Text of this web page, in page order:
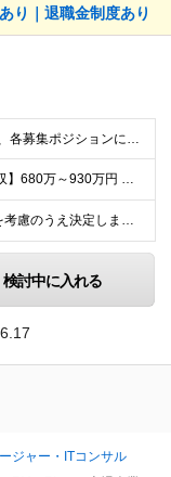
り｜退職金制度あり
■学歴不問 ■下記のような、各募集ポジションにおいて何らかの知識・経験がある方 ・インフラ基盤の「設計、構築・設定、テスト、リリース」の経験を計5年以上有すること（5年の内、AWSを3年以上有するこ
＜主任の場合＞ 【想定年収】680万～930万円 【月給】44万～61万円（裁量労働手当9万円～12万円を含む） ※前職年収、ご経験・スキルを考慮の上、当社規定により決定いたします。 ※裁量労働制の適
勤務地は、下記より希望を考慮のうえ決定します。 東京都港区（本社ビル、三田国際ビル） 神奈川県川崎市（玉川事業場） (変更の範囲)上記を除く当社関連勤務地
検討中に入れる
ジャー・ITコンサル